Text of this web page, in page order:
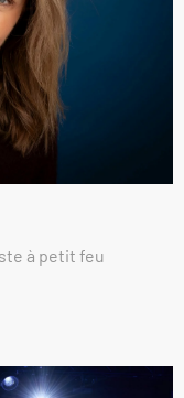
à petit feu